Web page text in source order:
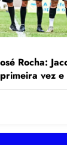
Rocha:
vez e